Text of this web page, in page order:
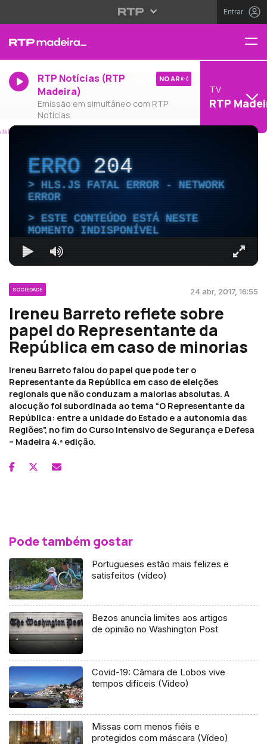
Entrar
RTP Notícias (RTP
Madeira)
Emissão em simultâneo com RTP
Notícias
NO AR
TV
RTP
ERRO204
HLS.JS FATAL ERROR - NETWORK
ERROR
ESTE CONTEÚDO ESTÁ NESTE
MOMENTO INDISPONÍVEL
SOCIEDADE 24 abr, 2017, 16:55
Ireneu Barreto reflete sobre
papel do Representante da
República em caso de minorias
Ireneu Barreto falou do papel que pode ter o
Representante da República em caso de eleições
regionais que não conduzam a maiorias absolutas. A
alocução foi subordinada ao tema “O Representante da
República: entre a unidade do Estado e a autonomia das
Regiões", no fim do Curso Intensivo de Segurança e Defesa
– Madeira 4.ª edição.
Pode também gostar
Portugueses estão mais felizes e
satisfeitos (vídeo)
Bezos anuncia limites aos artigos
de opinião no Washington Post
Covid-19: Câmara de Lobos vive
tempos difíceis (Vídeo)
Missas com menos fiéis e
protegidos com máscara (Vídeo)